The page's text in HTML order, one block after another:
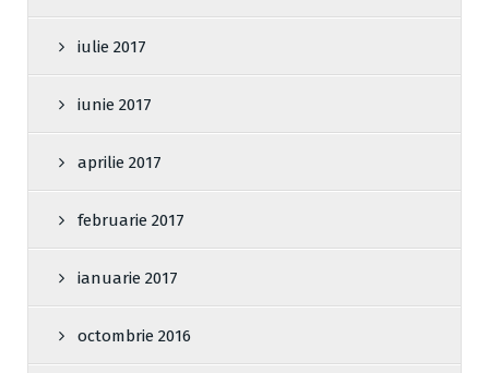
iulie 2017
iunie 2017
aprilie 2017
februarie 2017
ianuarie 2017
octombrie 2016